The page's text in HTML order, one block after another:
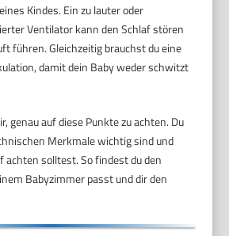
Kindes. Ein zu lauter oder
Ventilator kann den Schlaf stören
führen. Gleichzeitig brauchst du eine
damit dein Baby weder schwitzt
genau auf diese Punkte zu achten. Du
Merkmale wichtig sind und
achten solltest. So findest du den
Babyzimmer passt und dir den